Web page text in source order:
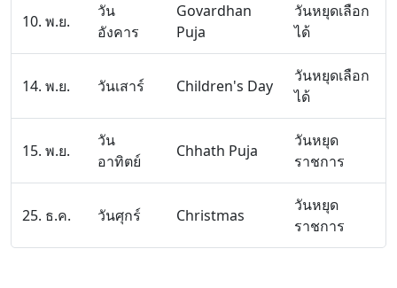
10. พ.ย.
วัน
อังคาร
Govardhan
Puja
วันหยุดเลือก
ได้
14. พ.ย. วันเสาร์ Children's Day
วันหยุดเลือก
ได้
15. พ.ย.
วัน
อาทิตย์
Chhath Puja
วันหยุด
ราชการ
25. ธ.ค. วันศุกร์ Christmas
วันหยุด
ราชการ